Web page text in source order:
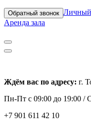
Обратный звонок Личный
Аренда зала
Ждём вас по адресу: г.
Пн-Пт с 09:00 до 19:00 /
+7 901 611 42 10